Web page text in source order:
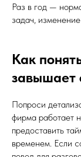
Раз в год —
задач,
Как
завышает
Попроси
фирма работает
предоставить
временем. Если